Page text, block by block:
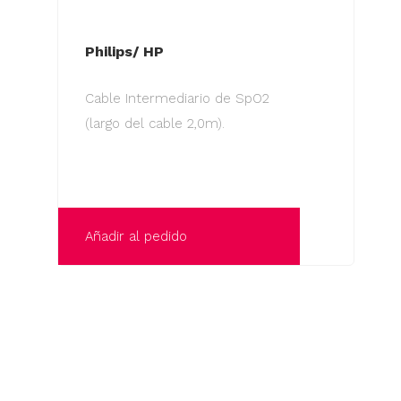
Philips/ HP
Cable Intermediario de SpO2
(largo del cable 2,0m).
Añadir al pedido